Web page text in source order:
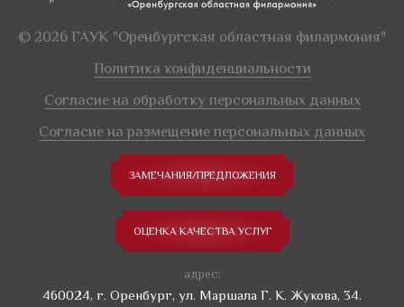
© 2026 ГАУК "Оренбургская областная филармония"
Политика конфиденциальности
Согласие на обработку персональных данных
Согласие на размещение персональных данных
ЗАМЕЧАНИЯ/ПРЕДЛОЖЕНИЯ
ОЦЕНКА КАЧЕСТВА УСЛУГ
адрес:
460024, г. Оренбург, ул. Маршала Г. К. Жукова, 34.